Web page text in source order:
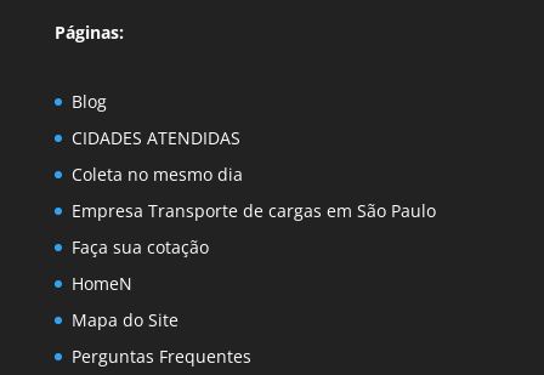
Páginas:
Blog
CIDADES ATENDIDAS
Coleta no mesmo dia
Empresa Transporte de cargas em São Paulo
Faça sua cotação
HomeN
Mapa do Site
Perguntas Frequentes